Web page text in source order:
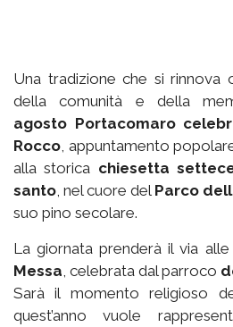
Una tradizione che si rinnova
della comunità e della
agosto Portacomaro
Rocco , appuntamento
alla storica chiesetta
santo , nel cuore del Parco
suo pino secolare.
La giornata prenderà il via alle
Messa , celebrata dal parroco
Sarà il momento religioso
quest’anno vuole